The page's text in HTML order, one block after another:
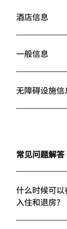
酒店信息
一般信息
无障碍设施信
常见问题解答
什么时候可
入住和退房？